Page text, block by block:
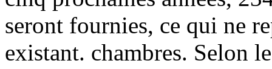
seront fournies, ce qui ne
existant. chambres. Selon